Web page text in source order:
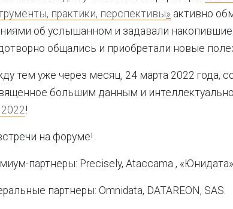
практики, перспективы» активно
об услышанном и задавали
общались и приобретали новые
тем уже через месяц, 24 марта 2022 года,
большим данным и
2022!
на форуме!
партнеры: Precisely, Ataccama ,
партнеры: Omnidata, DATAREON, SAS.